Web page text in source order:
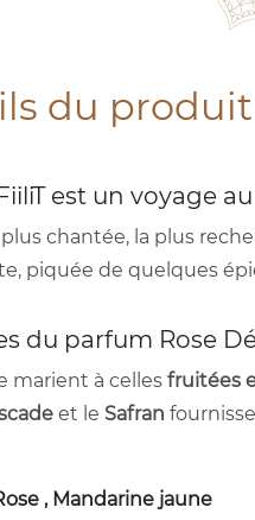
du produit
est un voyage
chantée, la plus
piquée de quelques
du parfum Rose
marient à celles fruitées
et le Safran
, Mandarine jaune